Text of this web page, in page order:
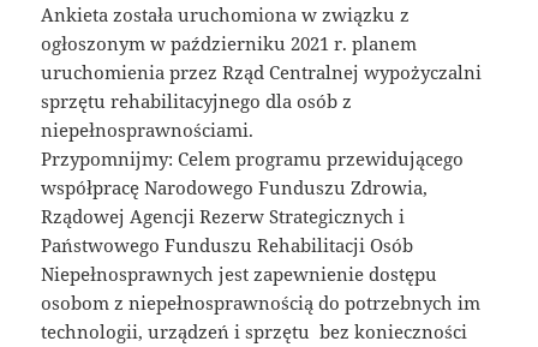
Ankieta została uruchomiona w związku z
ogłoszonym w październiku 2021 r. planem
uruchomienia przez Rząd Centralnej wypożyczalni
sprzętu rehabilitacyjnego dla osób z
niepełnosprawnościami.
Przypomnijmy: Celem programu przewidującego
współpracę Narodowego Funduszu Zdrowia,
Rządowej Agencji Rezerw Strategicznych i
Państwowego Funduszu Rehabilitacji Osób
Niepełnosprawnych jest zapewnienie dostępu
osobom z niepełnosprawnością do potrzebnych im
technologii, urządzeń i sprzętu bez konieczności